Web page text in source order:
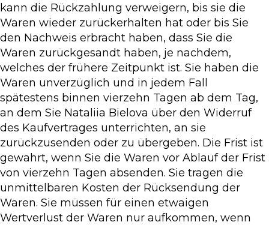
kann die Rückzahlung verweigern, bis sie die
Waren wieder zurückerhalten hat oder bis Sie
den Nachweis erbracht haben, dass Sie die
Waren zurückgesandt haben, je nachdem,
welches der frühere Zeitpunkt ist. Sie haben die
Waren unverzüglich und in jedem Fall
spätestens binnen vierzehn Tagen ab dem Tag,
an dem Sie Nataliia Bielova über den Widerruf
des Kaufvertrages unterrichten, an sie
zurückzusenden oder zu übergeben. Die Frist ist
gewahrt, wenn Sie die Waren vor Ablauf der Frist
von vierzehn Tagen absenden. Sie tragen die
unmittelbaren Kosten der Rücksendung der
Waren. Sie müssen für einen etwaigen
Wertverlust der Waren nur aufkommen, wenn